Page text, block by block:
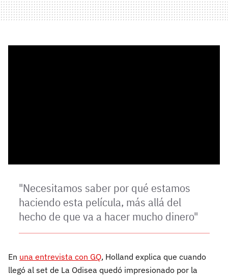
"Necesitamos saber por qué estamos
haciendo esta película, más allá del
hecho de que va a hacer mucho dinero"
En una entrevista con GQ, Holland explica que cuando
llegó al set de La Odisea quedó impresionado por la